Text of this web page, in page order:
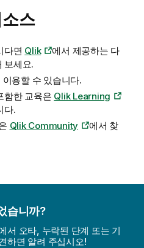
스
다면 Qlik
에서 제공하는 다
보세요.
이용할 수 있습니다.
함한 교육은 Qlik Learning
다.
Qlik Community
에서 찾
습니까?
서 오타, 누락된 단계 또는 기
하면 알려 주십시오!